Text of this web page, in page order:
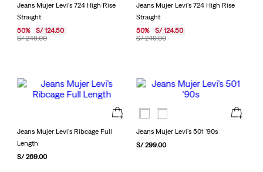
Jeans Mujer Levi's 724 High Rise
Straight
S/ 249.00
50% S/ 124.50
Jeans Mujer Levi's 724 High Rise
Straight
S/ 249.00
50% S/ 124.50
Jeans Mujer Levi's Ribcage Full
Length
S/ 269.00
Jeans Mujer Levi's 501 '90s
S/ 299.00